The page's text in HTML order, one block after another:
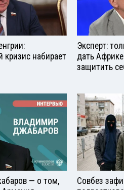
кризис набирает
Эксперт:
дать
защитить
— о том,
Совбез